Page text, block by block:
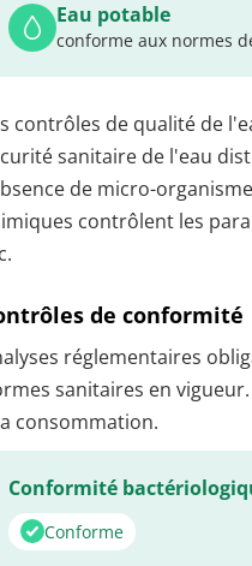
Eau potable
conforme aux normes
contrôles de qualité de
sanitaire de l'eau
de micro-
contrôlent les
de conformité
réglementaires
sanitaires en
consommation.
Conformité
Conforme